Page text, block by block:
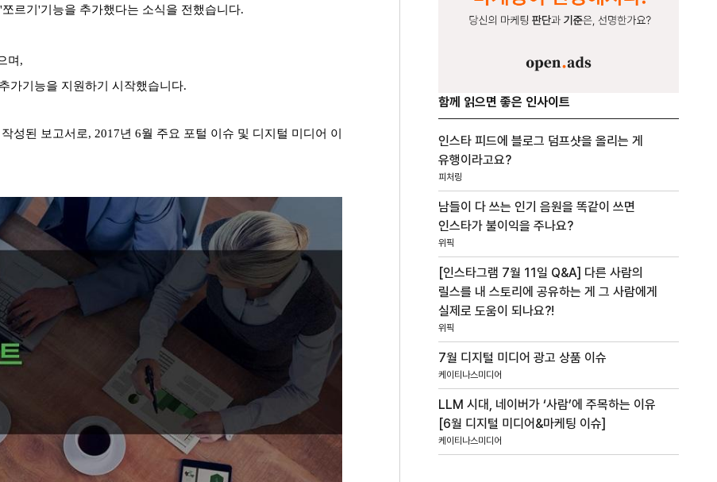
르기'기능을 추가했다는 소식을 전했습니다.
며,
가기능을 지원하기 시작했습니다.
성된 보고서로, 2017년 6월 주요 포털 이슈 및 디지털 미디어 이
함께 읽으면 좋은 인사이트
인스타 피드에 블로그 덤프샷을 올리는 게
유행이라고요?
피처링
남들이 다 쓰는 인기 음원을 똑같이 쓰면
인스타가 불이익을 주나요?
위픽
[인스타그램 7월 11일 Q&A] 다른 사람의
릴스를 내 스토리에 공유하는 게 그 사람에게
실제로 도움이 되나요?!
위픽
7월 디지털 미디어 광고 상품 이슈
케이티나스미디어
LLM 시대, 네이버가 ‘사람’에 주목하는 이유
[6월 디지털 미디어&마케팅 이슈]
케이티나스미디어